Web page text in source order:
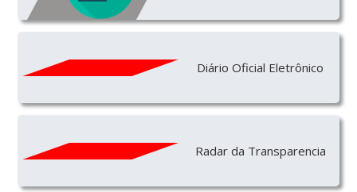
Diário Oficial Eletrônico
Radar da Transparencia